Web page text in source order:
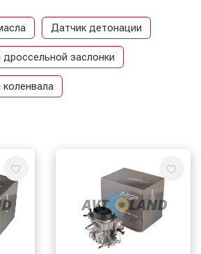
Датчик детонации
заслонки
бака Лямбда-зонд
Распределителя зажигания
топлива